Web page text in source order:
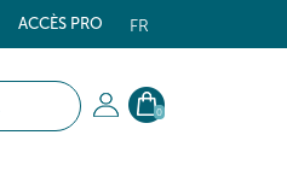
FR
ACCÈS PRO
0